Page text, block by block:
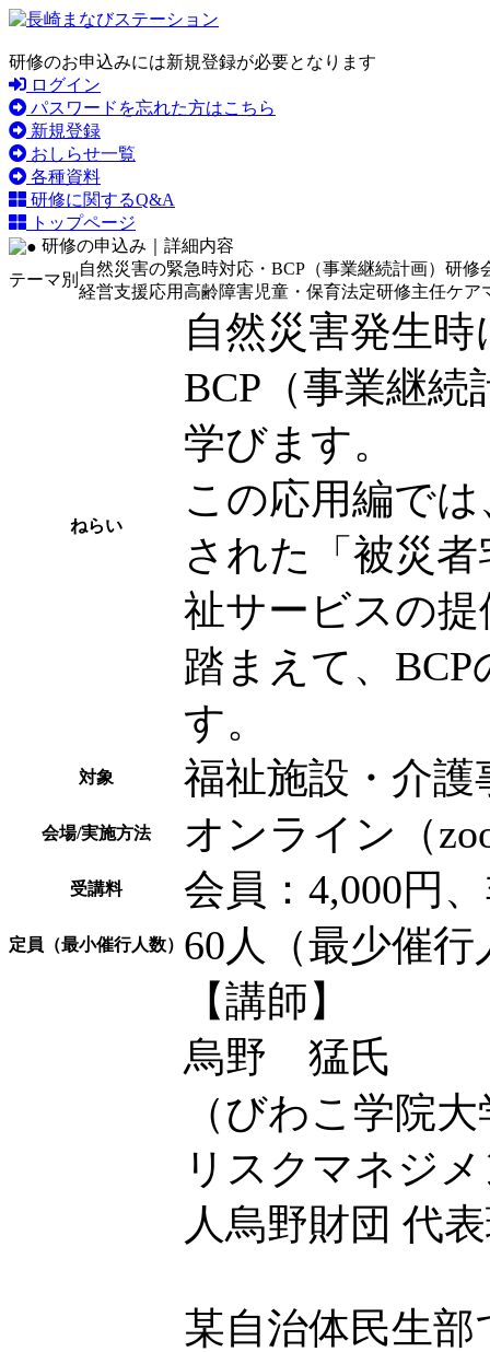
研修のお申込みには新規登録が必要となります
ログイン
パスワードを忘れた方はこちら
新規登録
おしらせ一覧
各種資料
研修に関するQ&A
トップページ
研修の申込み｜詳細内容
テーマ別
自然災害の緊急時対応・BCP（事業継続計画）研修
経営支援応用高齢障害児童・保育法定研修主任ケア
ねらい
自然災害発生
BCP（事業継
学びます。
この応用編で
された「被災
祉サービスの
踏まえて、
す。
対象 福祉施設・介
会場/実施方法 オンライン（
受講料 会員：4,000円
定員（最小催行人数） 60人（最少催行
【講師】
烏野 猛氏
（びわこ学院
リスクマネジ
人烏野財団 代
某自治体民生